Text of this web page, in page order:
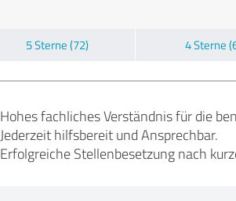
5 Sterne (72) 4 Sterne
Hohes fachliches Verständnis für die
Jederzeit hilfsbereit und Ansprechbar.
Erfolgreiche Stellenbesetzung nach